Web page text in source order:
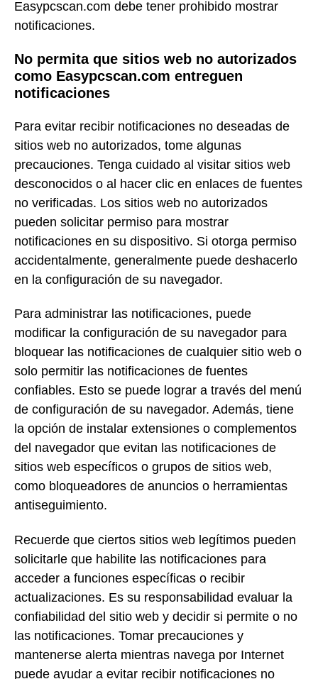
Easypcscan.com debe tener prohibido mostrar
notificaciones.
No permita que sitios web no autorizados
como Easypcscan.com entreguen
notificaciones
Para evitar recibir notificaciones no deseadas de
sitios web no autorizados, tome algunas
precauciones. Tenga cuidado al visitar sitios web
desconocidos o al hacer clic en enlaces de fuentes
no verificadas. Los sitios web no autorizados
pueden solicitar permiso para mostrar
notificaciones en su dispositivo. Si otorga permiso
accidentalmente, generalmente puede deshacerlo
en la configuración de su navegador.
Para administrar las notificaciones, puede
modificar la configuración de su navegador para
bloquear las notificaciones de cualquier sitio web o
solo permitir las notificaciones de fuentes
confiables. Esto se puede lograr a través del menú
de configuración de su navegador. Además, tiene
la opción de instalar extensiones o complementos
del navegador que evitan las notificaciones de
sitios web específicos o grupos de sitios web,
como bloqueadores de anuncios o herramientas
antiseguimiento.
Recuerde que ciertos sitios web legítimos pueden
solicitarle que habilite las notificaciones para
acceder a funciones específicas o recibir
actualizaciones. Es su responsabilidad evaluar la
confiabilidad del sitio web y decidir si permite o no
las notificaciones. Tomar precauciones y
mantenerse alerta mientras navega por Internet
puede ayudar a evitar recibir notificaciones no